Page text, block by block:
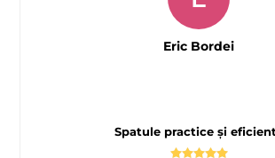
Spatule practice și
Eric Bordei